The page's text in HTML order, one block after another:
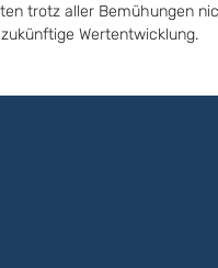
trotz aller Bemühungen
Wertentwicklung.